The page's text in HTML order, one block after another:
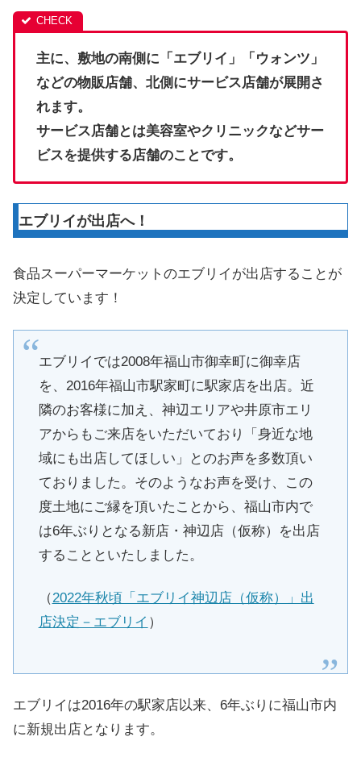
主に、敷地の南側に「エブリイ」「ウォンツ」
などの物販店舗、北側にサービス店舗が展開さ
れます。
サービス店舗とは美容室やクリニックなどサー
ビスを提供する店舗のことです。
エブリイが出店へ！
食品スーパーマーケットのエブリイが出店することが
決定しています！
エブリイでは2008年福山市御幸町に御幸店
を、2016年福山市駅家町に駅家店を出店。近
隣のお客様に加え、神辺エリアや井原市エリ
アからもご来店をいただいており「身近な地
域にも出店してほしい」とのお声を多数頂い
ておりました。そのようなお声を受け、この
度土地にご縁を頂いたことから、福山市内で
は6年ぶりとなる新店・神辺店（仮称）を出店
することといたしました。
（2022年秋頃「エブリイ神辺店（仮称）」出
店決定－エブリイ ）
エブリイは2016年の駅家店以来、6年ぶりに福山市内
に新規出店となります。